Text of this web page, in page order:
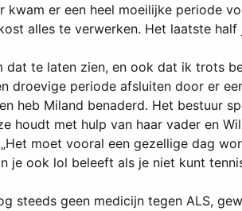
er een heel moeilijke periode
alles te verwerken. Het laatste
te laten zien, en ook dat ik trots
droevige periode afsluiten door er
heb Miland benaderd. Het bestuur
houdt met hulp van haar vader en
moet vooral een gezellige dag
je ook lol beleeft als je niet kunt
steeds geen medicijn tegen ALS,